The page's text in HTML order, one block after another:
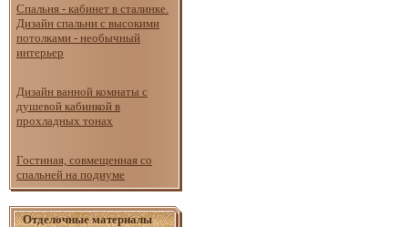
Спальня - кабинет в сталинке.
Дизайн спальни с высокими
потолками - необычный
интерьер
Дизайн ванной комнаты с
душевой кабинкой в
прохладных тонах
Гостиная, совмещенная со
спальней на подиуме
Отделочные материалы